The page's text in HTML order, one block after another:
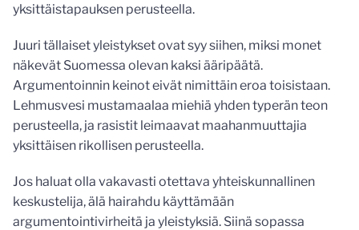
yksittäistapauksen perusteella.
Juuri tällaiset yleistykset ovat syy siihen, miksi monet
näkevät Suomessa olevan kaksi ääripäätä.
Argumentoinnin keinot eivät nimittäin eroa toisistaan.
Lehmusvesi mustamaalaa miehiä yhden typerän teon
perusteella, ja rasistit leimaavat maahanmuuttajia
yksittäisen rikollisen perusteella.
Jos haluat olla vakavasti otettava yhteiskunnallinen
keskustelija, älä hairahdu käyttämään
argumentointivirheitä ja yleistyksiä. Siinä sopassa